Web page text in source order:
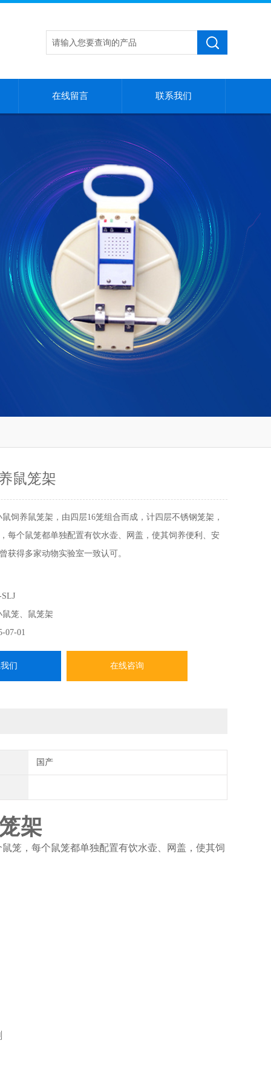
在线留言 联系我们
鼠笼架
鼠饲养鼠笼架，由四层16笼组合而成，计四层不锈钢笼架，
每个鼠笼都单独配置有饮水壶、网盖，使其饲养便利、安
获得多家动物实验室一致认可。
鼠笼、鼠笼架
07-01
们 在线咨询
国产
架
鼠笼，每个鼠笼都单独配置有饮水壶、网盖，使其饲